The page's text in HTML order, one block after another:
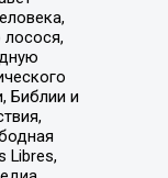
Библии и
Libres,